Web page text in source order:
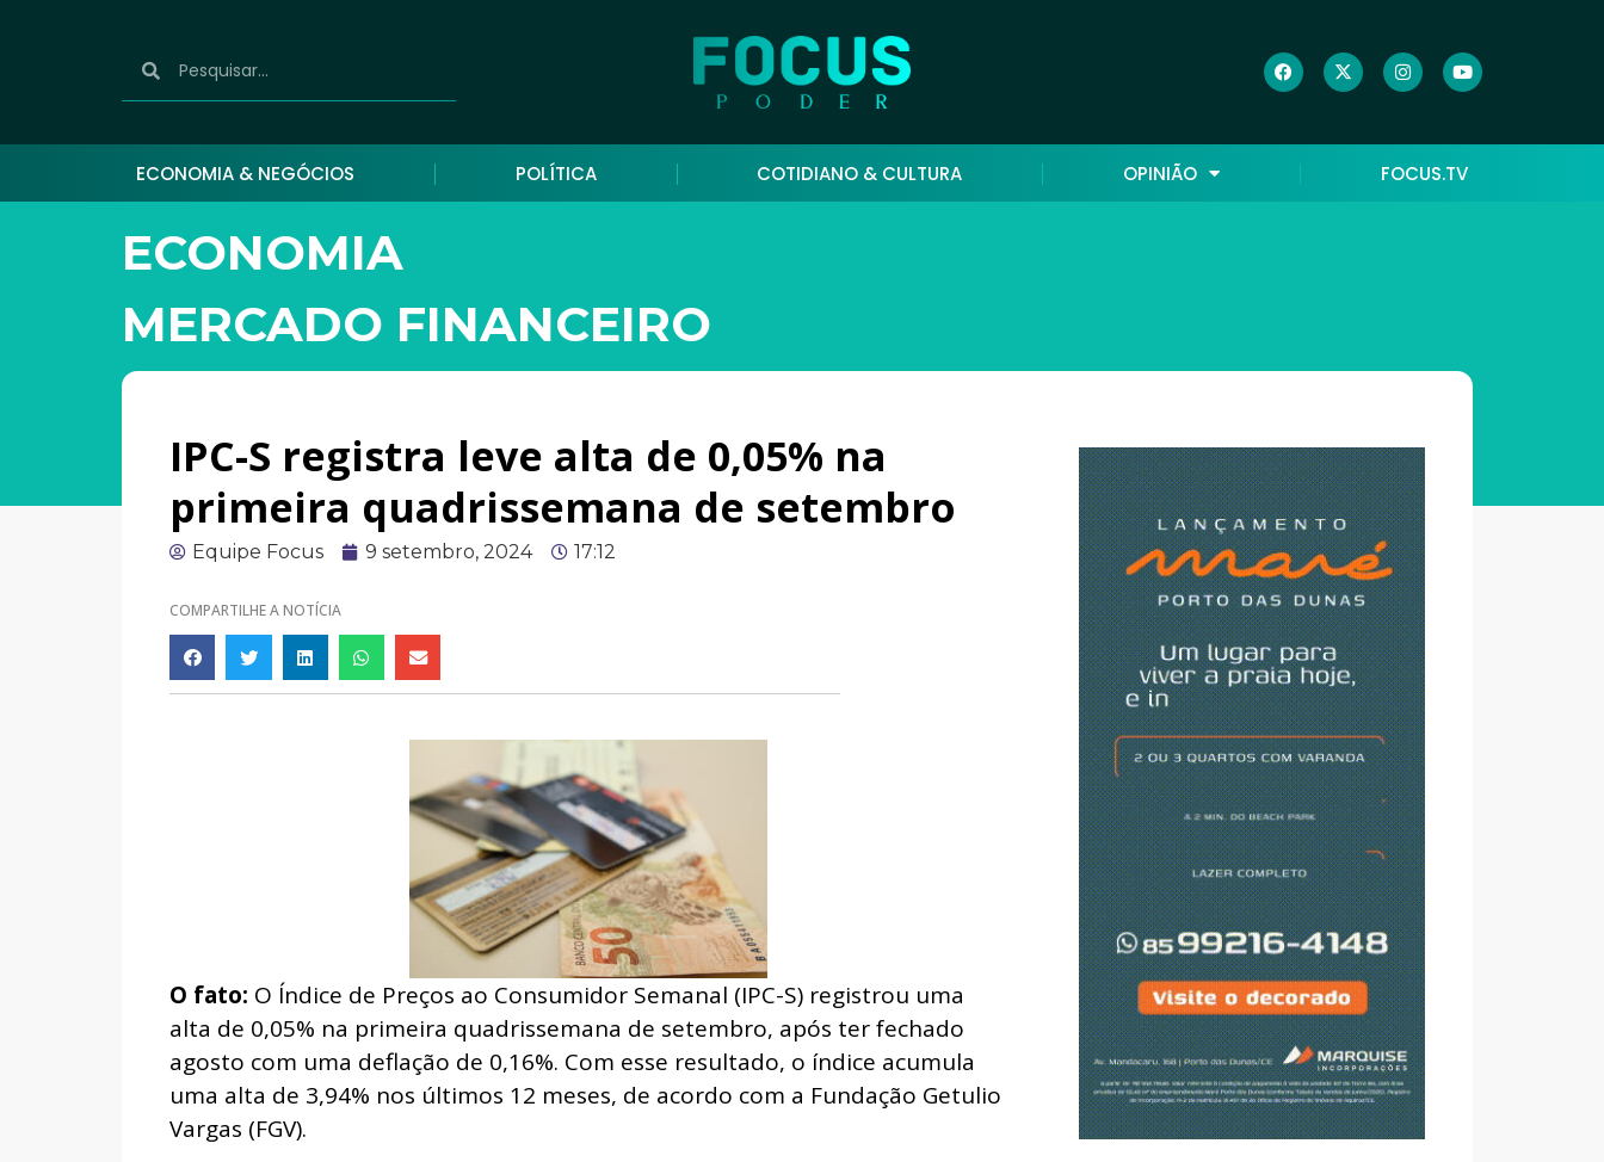
ECONOMIA & NEGÓCIOS POLÍTICA COTIDIANO & CULTURA OPINIÃO FOCUS.TV
ECONOMIA
MERCADO FINANCEIRO
IPC-S registra leve alta de 0,05% na
primeira quadrissemana de setembro
Equipe Focus 9 setembro, 2024 17:12
COMPARTILHE A NOTÍCIA
O fato: O Índice de Preços ao Consumidor Semanal (IPC-S) registrou uma
alta de 0,05% na primeira quadrissemana de setembro, após ter fechado
agosto com uma deflação de 0,16%. Com esse resultado, o índice acumula
uma alta de 3,94% nos últimos 12 meses, de acordo com a Fundação Getulio
Vargas (FGV).